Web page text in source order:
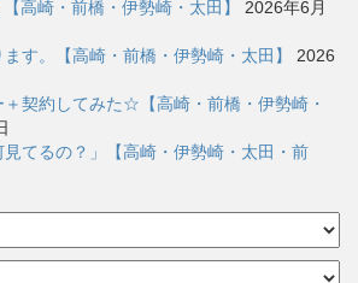
高崎・前橋・伊勢崎・太田】
2026年6月
す。【高崎・前橋・伊勢崎・太田】
2026
契約してみた☆【高崎・前橋・伊勢崎・
見てるの？」【高崎・伊勢崎・太田・前